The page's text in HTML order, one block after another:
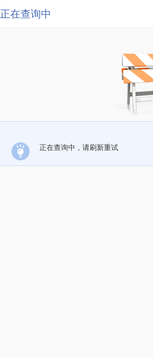
正在查询中
正在查询中，请刷新重试